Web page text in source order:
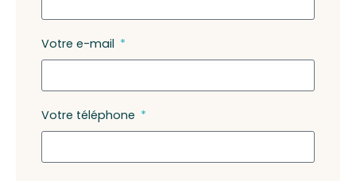
Votre e-mail
Votre téléphone